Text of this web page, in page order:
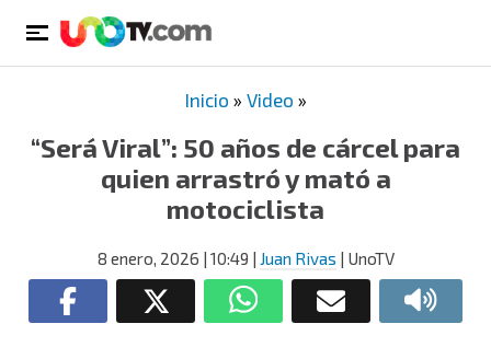
Inicio » Video »
“Será Viral”: 50 años de cárcel para
quien arrastró y mató a
motociclista
8 enero, 2026 | 10:49 | Juan Rivas | UnoTV